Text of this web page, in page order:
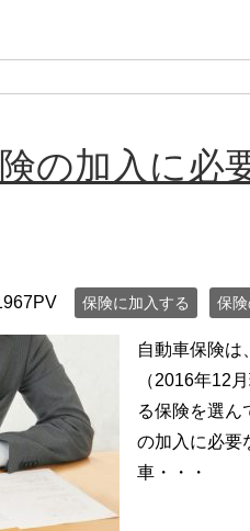
の加入に必
保険に加入する 保険
自動車保険は
（2016年12
る保険を選ん
の加入に必要
車・・・